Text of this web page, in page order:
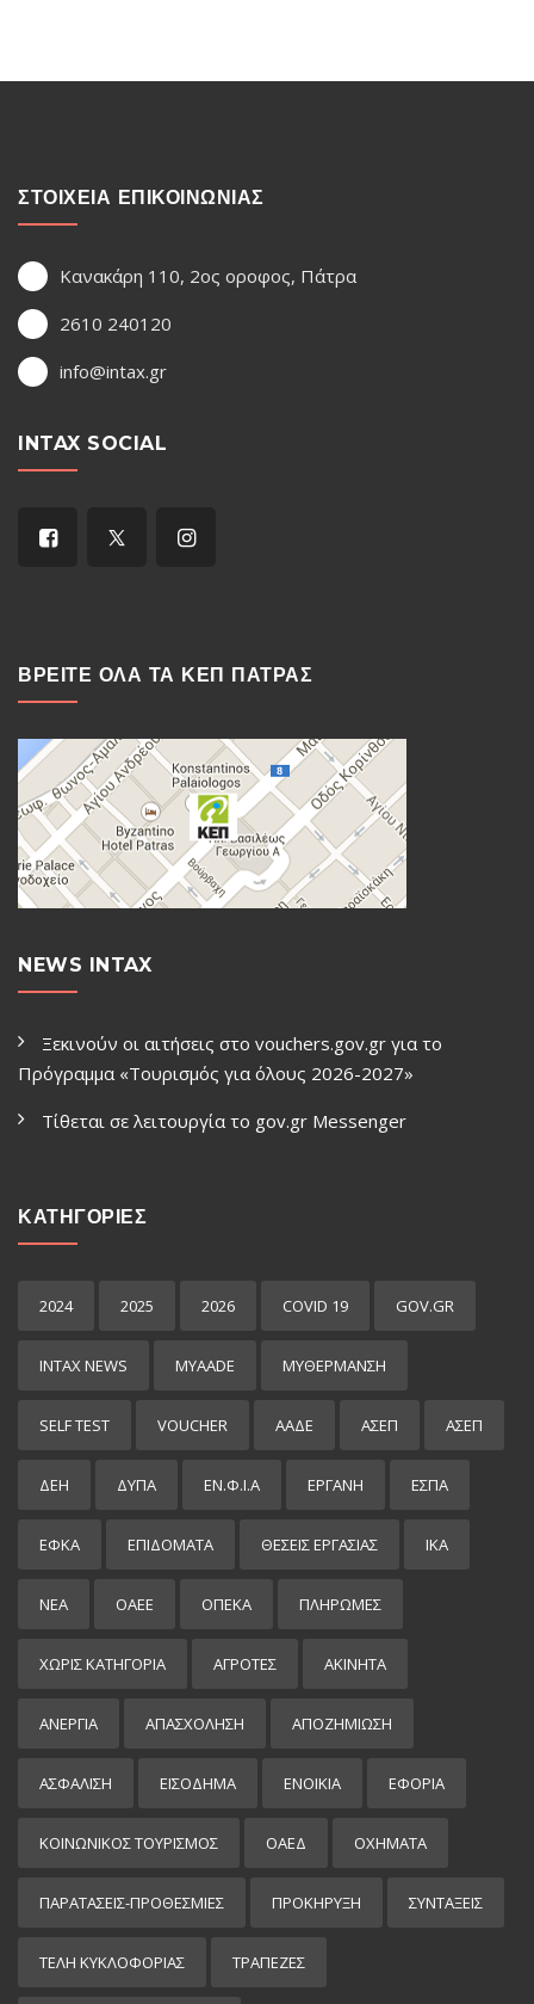
ΣΤΟΙΧΕΙΑ ΕΠΙΚΟΙΝΩΝΙΑΣ
Κανακάρη 110, 2ος οροφος, Πάτρα
2610 240120
info@intax.gr
INTAX SOCIAL
ΒΡΕΙΤΕ ΟΛΑ ΤΑ ΚΕΠ ΠΑΤΡΑΣ
NEWS INTAX
Ξεκινούν οι αιτήσεις στο vouchers.gov.gr για το
Πρόγραμμα «Τουρισμός για όλους 2026-2027»
Τίθεται σε λειτουργία το gov.gr Μessenger
ΚΑΤΗΓΟΡΙΕΣ
2024 2025 2026 COVID 19 GOV.GR
INTAX NEWS MYAADE MYΘΈΡΜΑΝΣΗ
SELF TEST VOUCHER ΑΑΔΕ ΑΣΕΠ ΑΣΕΠ
ΔΕΗ ΔΥΠΑ ΕΝ.Φ.Ι.Α ΕΡΓΑΝΗ ΕΣΠΑ
ΕΦΚΑ ΕΠΙΔΌΜΑΤΑ ΘΕΣΕΙΣ ΕΡΓΑΣΙΑΣ ΙΚΑ
ΝΕΑ ΟΑΕΕ ΟΠΕΚΑ ΠΛΗΡΩΜΕΣ
ΧΩΡΊΣ ΚΑΤΗΓΟΡΊΑ ΑΓΡΟΤΕΣ ΑΚΙΝΗΤΑ
ΑΝΕΡΓΙΑ ΑΠΑΣΧΟΛΗΣΗ ΑΠΟΖΗΜΙΩΣΗ
ΑΣΦΑΛΙΣΗ ΕΙΣΌΔΗΜΑ ΕΝΟΙΚΙΑ ΕΦΟΡΙΑ
ΚΟΙΝΩΝΙΚΟΣ ΤΟΥΡΙΣΜΟΣ ΟΑΕΔ ΟΧΗΜΑΤΑ
ΠΑΡΑΤΑΣΕΙΣ-ΠΡΟΘΕΣΜΙΕΣ ΠΡΟΚΉΡΥΞΗ ΣΥΝΤΑΞΕΙΣ
ΤΕΛΗ ΚΥΚΛΟΦΟΡΙΑΣ ΤΡΑΠΕΖΕΣ